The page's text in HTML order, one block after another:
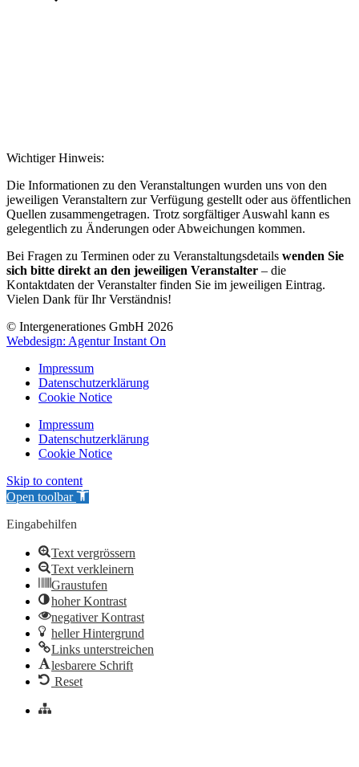
Wichtiger Hinweis:
Die Informationen zu den Veranstaltungen wurden uns von den
jeweiligen Veranstaltern zur Verfügung gestellt oder aus öffentlichen
Quellen zusammengetragen. Trotz sorgfältiger Auswahl kann es
gelegentlich zu Änderungen oder Abweichungen kommen.
Bei Fragen zu Terminen oder zu Veranstaltungsdetails wenden Sie
sich bitte direkt an den jeweiligen Veranstalter – die
Kontaktdaten der Veranstalter finden Sie im jeweiligen Eintrag.
Vielen Dank für Ihr Verständnis!
© Intergenerationes GmbH 2026
Webdesign: Agentur Instant On
Impressum
Datenschutzerklärung
Cookie Notice
Impressum
Datenschutzerklärung
Cookie Notice
Skip to content
Open toolbar
Eingabehilfen
Text vergrössern
Text verkleinern
Graustufen
hoher Kontrast
negativer Kontrast
heller Hintergrund
Links unterstreichen
lesbarere Schrift
Reset